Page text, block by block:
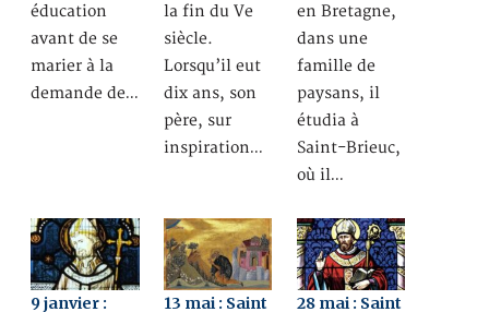
éducation
avant de se
marier à la
demande de…
la fin du Ve
siècle.
Lorsqu’il eut
dix ans, son
père, sur
inspiration…
en Bretagne,
dans une
famille de
paysans, il
étudia à
Saint-Brieuc,
où il…
9 janvier : 13 mai : Saint 28 mai : Saint